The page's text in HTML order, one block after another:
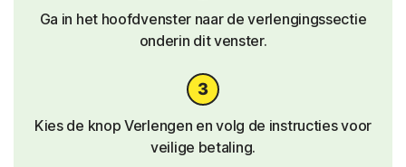
Ga in het hoofdvenster naar de verlengingssectie
onderin dit venster.
Kies de knop Verlengen en volg de instructies voor
veilige betaling.